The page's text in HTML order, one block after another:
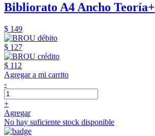
Bibliorato A4 Ancho Teoría+
$ 149
$ 127
$ 112
Agregar a mi carrito
-
+
Agregar
No hay suficiente stock disponible